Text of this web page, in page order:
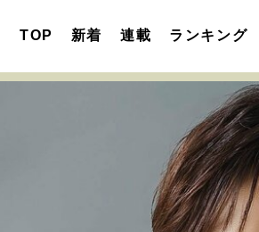
TOP 新着 連載 ランキング